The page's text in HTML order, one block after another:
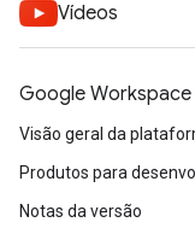
Vídeos
Google
Visão geral da
Produtos para
Notas da versão